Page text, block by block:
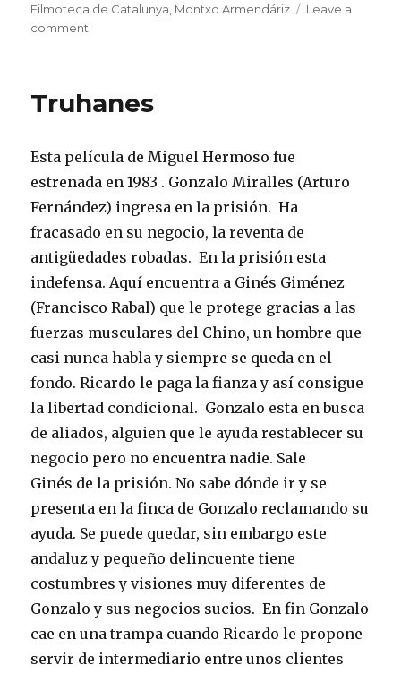
on
Filmoteca de Catalunya Montxo Armendáriz
Leave a
comment
Truhanes
Esta película de Miguel Hermoso fue
estrenada en 1983 . Gonzalo Miralles (Arturo
Fernández) ingresa en la prisión. Ha
fracasado en su negocio, la reventa de
antigüedades robadas. En la prisión esta
indefensa. Aquí encuentra a Ginés Giménez
(Francisco Rabal) que le protege gracias a las
fuerzas musculares del Chino, un hombre que
casi nunca habla y siempre se queda en el
fondo. Ricardo le paga la fianza y así consigue
la libertad condicional. Gonzalo esta en busca
de aliados, alguien que le ayuda restablecer su
negocio pero no encuentra nadie. Sale
Ginés de la prisión. No sabe dónde ir y se
presenta en la finca de Gonzalo reclamando su
ayuda. Se puede quedar, sin embargo este
andaluz y pequeño delincuente tiene
costumbres y visiones muy diferentes de
Gonzalo y sus negocios sucios. En fin Gonzalo
cae en una trampa cuando Ricardo le propone
servir de intermediario entre unos clientes